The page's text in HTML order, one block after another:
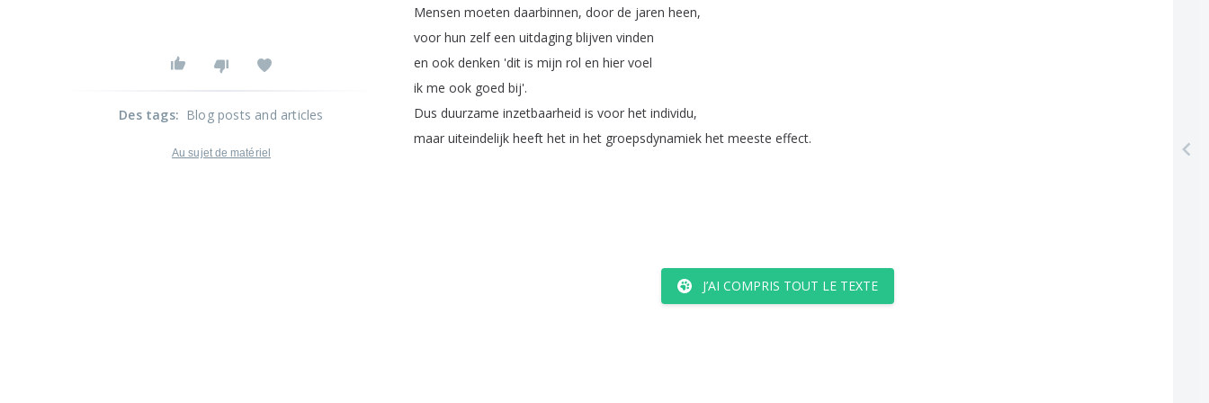
Mensen moeten daarbinnen, door de jaren heen,
voor hun zelf een uitdaging blijven vinden
en ook denken 'dit is mijn rol en hier voel
ik me ook goed bij'.
Dus duurzame inzetbaarheid is voor het individu,
maar uiteindelijk heeft het in het groepsdynamiek het meeste effect.
J’AI COMPRIS TOUT LE TEXTE
Des tags: Blog posts and articles
Au sujet de matériel